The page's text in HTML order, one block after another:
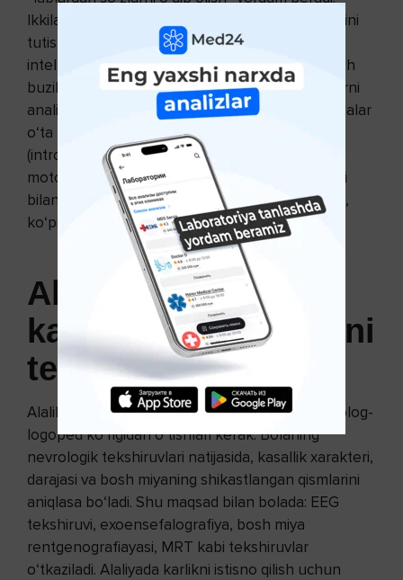
Ikkilamchi jarayonlar sifatida esa bolalarning o‘zini
tutishlarida kamchiliklar kelib chiqadi, ya’ni
intellektual qobiliyatning sustligi, diqqatni jamlash
buzilishlari, xotiraning pasayishi, eshitgan so‘zlarni
analiz sintez qila olmasligi kuzatiladi. Bunday bolalar
o‘ta haraktchan, ochiq yoki tortinchoq, yopiq
(introvert) tabiatga ega bo‘lishadi. Sensorika va
motorika bilan bog‘liq alaliyalarning faqat bir turi
bilan kasallangan bolalar kam hollarda uchraydi,
ko‘pincha aralash turdagi alaliyalar kuzatiladi.
Alaliya bilan
kasallangan bolalarni
tekshirish
Alalik bolalar nevropatolog, otolaringolog, psixolog-
logoped ko‘rigidan o‘tishlari kerak. Bolaning
nevrologik tekshiruvlari natijasida, kasallik xarakteri,
darajasi va bosh miyaning shikastlangan qismlarini
aniqlasa bo‘ladi. Shu maqsad bilan bolada: EEG
tekshiruvi, exoensefalografiya, bosh miya
rentgenografiayasi, MRT kabi tekshiruvlar
o‘tkaziladi. Alaliyada karlikni istisno qilish uchun